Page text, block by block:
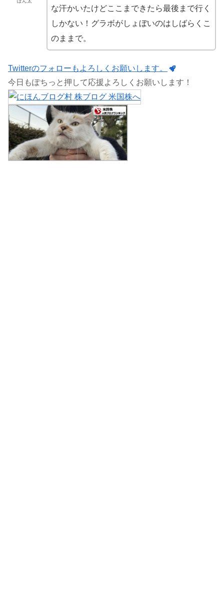
な汗かいたけどここまできたら最後まで行く
しかない！グラボがしょぼいのはしばらくこ
のままで。
Twitterのフォローもよろしくお願いします。
今日もぽちっと押して応援よろしくお願いします！